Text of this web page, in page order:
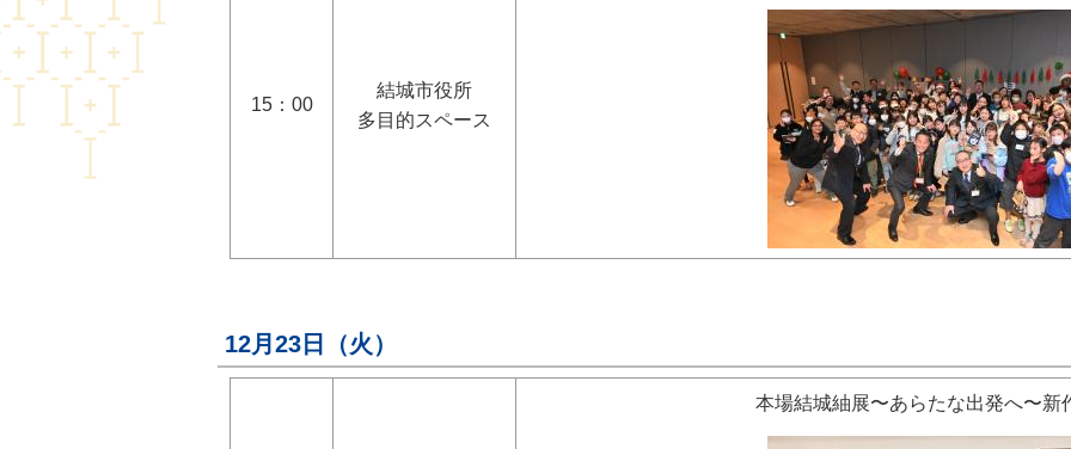
15：00
結城市役所
多目的スペース
12月23日（火）
本場結城紬展〜あらたな出発へ〜新